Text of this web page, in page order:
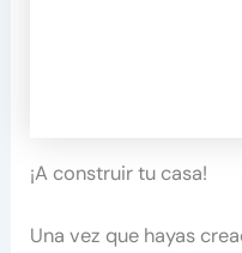
¡A construir tu casa!
Una vez que hayas